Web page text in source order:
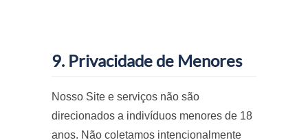
9. Privacidade de Menores
Nosso Site e serviços não são
direcionados a indivíduos menores de 18
anos. Não coletamos intencionalmente